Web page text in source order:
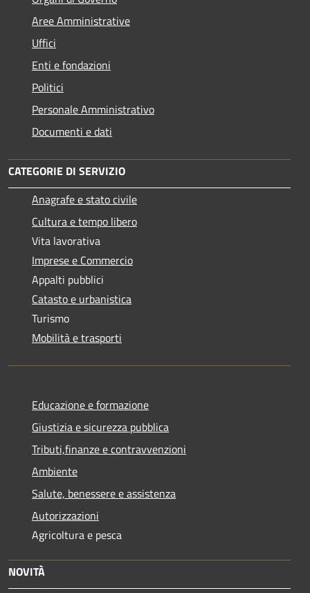
Aree Amministrative
Uffici
Enti e fondazioni
Politici
Personale Amministrativo
Documenti e dati
CATEGORIE DI SERVIZIO
Anagrafe e stato civile
Cultura e tempo libero
Vita lavorativa
Imprese e Commercio
Appalti pubblici
Catasto e urbanistica
Turismo
Mobilità e trasporti
Educazione e formazione
Giustizia e sicurezza pubblica
Tributi,finanze e contravvenzioni
Ambiente
Salute, benessere e assistenza
Autorizzazioni
Agricoltura e pesca
NOVITÀ